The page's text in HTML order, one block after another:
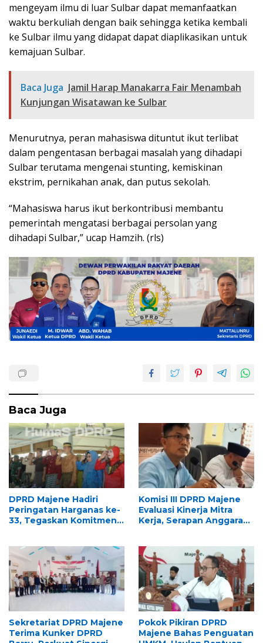
mengeyam ilmu di luar Sulbar dapat memanfaatkan
waktu berkuliah dengan baik sehingga ketika kembali
ke Sulbar ilmu yang didapat dapat diaplikasikan untuk
kemajuan Sulbar.
Baca Juga Jamil Harap Manakarra Fair Menambah
Kunjungan Wisatawan ke Sulbar
Menurutnya, peran mahasiswa dituntut ikut terlibat
dalam pengentasan berbagai masalah yang dihadapi
Sulbar terutama mengenai stunting, kemiskinan
ekstrim, pernikahan anak, dan putus sekolah.
“Mahasiswa harus ikut berkontribusi membantu
pemerintah mengatasi berbagai persolan yang
dihadapi Sulbar,” ucap Hamzih. (rls)
Baca Juga
DPRD Majene Hadiri
Peringatan Harganas ke-
33, Tegaskan Komitmen
Komisi III DPRD Majene
Evaluasi Kinerja Mitra
Kerja, Serapan Anggaran
Sekretariat DPRD Majene
Terima Kunker DPRD
Pokok Pikiran DPRD
Majene Bahas Penguatan